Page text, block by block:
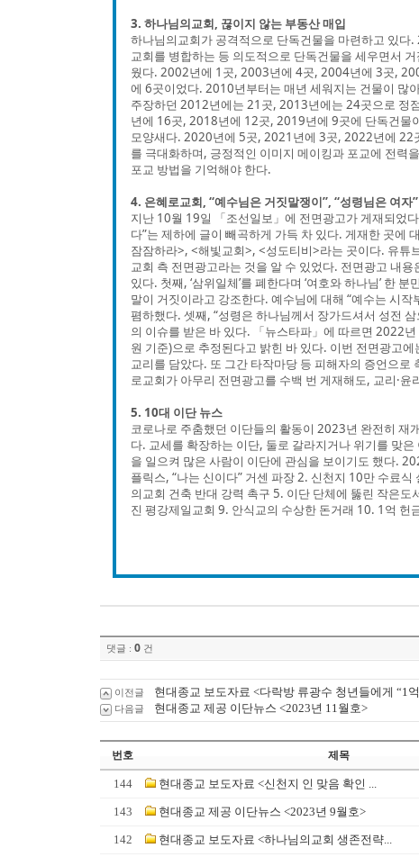
3. 하나님의교회, 끊이지 않는 부동산 매입
하나님의교회가 공격적으로 단독건물을 마련하고 있
교회를 병합하는 등 의도적으로 단독건물을 세우면서
웠다. 2002년에 1곳, 2003년에 4곳, 2004년에 3곳,
에 6곳이었다. 2010년부터는 매년 세워지는 건물이
주장하던 2012년에는 21곳, 2013년에는 24곳으로
년에 16곳, 2018년에 12곳, 2019년에 9곳에 단독건물
모양새다. 2020년에 5곳, 2021년에 3곳, 2022년에 22
를 극대화하며, 긍정적인 이미지 메이킹과 포교에 전력
포교 방법을 기억해야 한다.
4. 은혜로교회, “예수님은 거짓말쟁이”, “성령님은 여자
지난 10월 19일 「조선일보」에 전면광고가 게재되었
다”는 제하에 글이 빼곡하게 가득 차 있다. 게재한 곳에
잠잠하라>, <해빛교회>, <성도티비>라는 곳이다. 유튜
교회 측 전면광고라는 것을 알 수 있었다. 전면광고 내
있다. 첫째, ‘삼위일체’를 폐한다며 ‘여호와 하나님’ 한
말이 거짓이라고 강조한다. 예수님에 대해 “예수는 시
폄하했다. 셋째, “성령은 하나님께서 장가드셔서 성전
의 이슈를 받은 바 있다. 「뉴스타파」에 따르면 2022
원 기준)으로 추정된다고 밝힌 바 있다. 이번 전면광고
교리를 담았다. 또 그간 타작마당 등 피해자의 증언으
로교회가 아무리 전면광고를 수백 번 게재해도, 교리·
5. 10대 이단 뉴스
코로나로 주춤했던 이단들의 활동이 2023년 완전히 재
다. 교세를 확장하는 이단, 둘로 갈라지거나 위기를 맞
을 일으켜 많은 사람이 이단에 관심을 보이기도 했다.
플릭스, “나는 신이다” 거센 파장 2. 신천지 10만 수료
의교회 건축 반대 강력 촉구 5. 이단 단체에 뚫린 작은
진 평강제일교회 9. 안식교의 수상한 돈거래 10. 1억 헌
댓글 : 0 건
이전글 현대종교 보도자료 <다락방 류광수 청년들에게 “1
다음글 현대종교 제공 이단뉴스 <2023년 11월호>
번호 제목
144 현대종교 보도자료 <신천지 인 맞음 확인 ...
143 현대종교 제공 이단뉴스 <2023년 9월호>
142 현대종교 보도자료 <하나님의교회 생존전략...